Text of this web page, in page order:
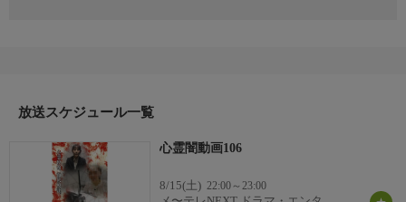
いものが出現した…！
おきの怖い話」／５０分
放送スケジュール一覧
心霊闇動画106
8/15(土) 22:00～23:00